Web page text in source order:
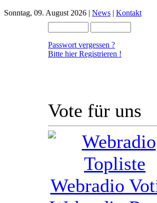
Sonntag, 09. August 2026 | News | Kontakt
Passwort vergessen ?
Bitte hier Registrieren !
Vote für uns